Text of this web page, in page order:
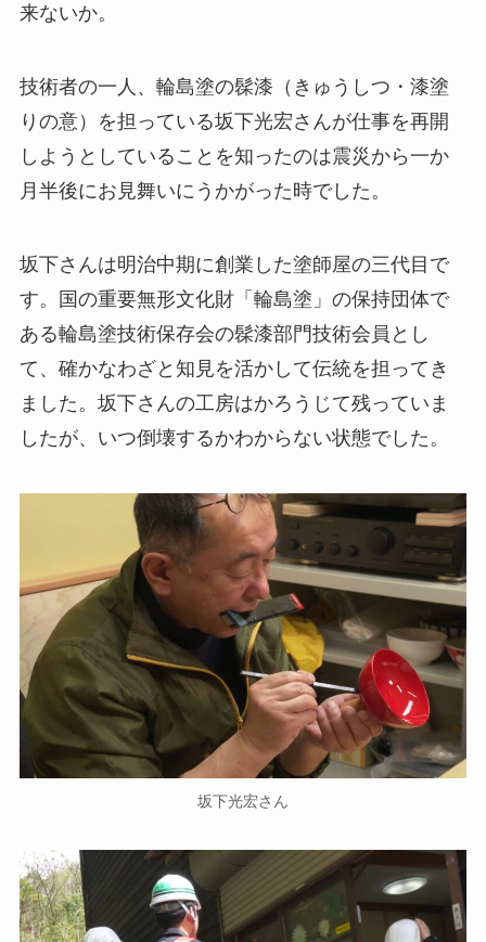
来ないか。
技術者の一人、輪島塗の髹漆（きゅうしつ・漆塗
りの意）を担っている坂下光宏さんが仕事を再開
しようとしていることを知ったのは震災から一か
月半後にお見舞いにうかがった時でした。
坂下さんは明治中期に創業した塗師屋の三代目で
す。国の重要無形文化財「輪島塗」の保持団体で
ある輪島塗技術保存会の髹漆部門技術会員とし
て、確かなわざと知見を活かして伝統を担ってき
ました。坂下さんの工房はかろうじて残っていま
したが、いつ倒壊するかわからない状態でした。
坂下光宏さん